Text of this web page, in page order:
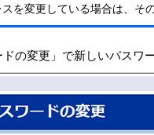
を変更している場合は、そ
ドの変更」で新しいパスワ